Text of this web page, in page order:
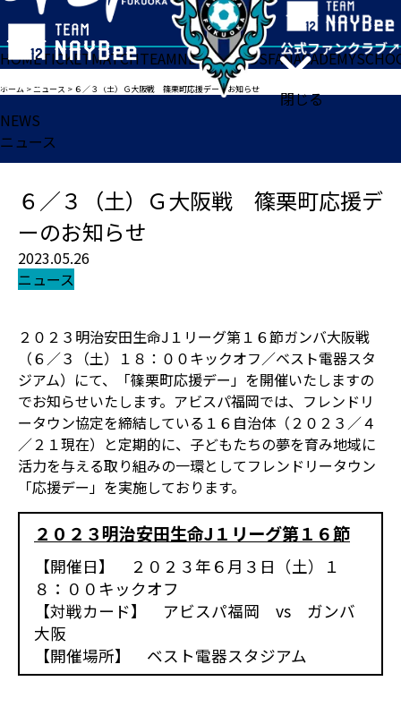
閉じる
HOMETICKETMATCHTEAMNEWSGOODSFANACADEMY
ホーム >ニュース > ６／３（土）Ｇ大阪戦 篠栗町応援デーのお知らせ
NEWS
ニュース
６／３（土）Ｇ大阪戦 篠栗町応援デ
ーのお知らせ
2023.05.26
ニュース
２０２３明治安田生命J１リーグ第１６節ガンバ大阪戦
（６／３（土）１８：００キックオフ／ベスト電器スタ
ジアム）にて、「篠栗町応援デー」を開催いたしますの
でお知らせいたします。アビスパ福岡では、フレンドリ
ータウン協定を締結している１６自治体（２０２３／４
／２１現在）と定期的に、子どもたちの夢を育み地域に
活力を与える取り組みの一環としてフレンドリータウン
「応援デー」を実施しております。
２０２３明治安田生命J１リーグ第１６節
【開催日】 ２０２３年６月３日（土）１
８：００キックオフ
【対戦カード】 アビスパ福岡 vs ガンバ
大阪
【開催場所】 ベスト電器スタジアム